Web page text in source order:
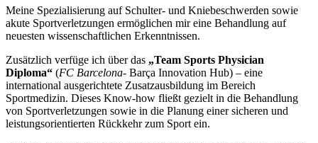
Meine Spezialisierung auf Schulter- und Kniebeschwerden sowie
akute Sportverletzungen ermöglichen mir eine Behandlung auf
neuesten wissenschaftlichen Erkenntnissen.
Zusätzlich verfüge ich über das „Team Sports Physician
Diploma“ (FC Barcelona- Barça Innovation Hub) – eine
international ausgerichtete Zusatzausbildung im Bereich
Sportmedizin. Dieses Know-how fließt gezielt in die Behandlung
von Sportverletzungen sowie in die Planung einer sicheren und
leistungsorientierten Rückkehr zum Sport ein.